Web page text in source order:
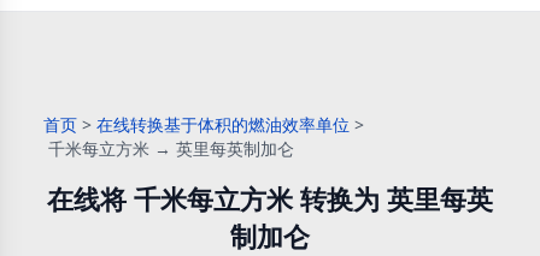
首页 > 在线转换基于体积的燃油效率单位 >
千米每立方米 → 英里每英制加仑
在线将 千米每立方米 转换为 英里每英
制加仑